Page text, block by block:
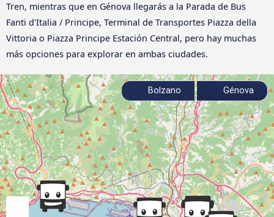
Tren, mientras que en Génova llegarás a la Parada de Bus
Fanti d'Italia / Principe, Terminal de Transportes Piazza della
Vittoria o Piazza Principe Estación Central, pero hay muchas
más opciones para explorar en ambas ciudades.
Bolzano Génova